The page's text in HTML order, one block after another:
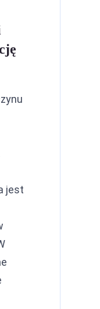
jest